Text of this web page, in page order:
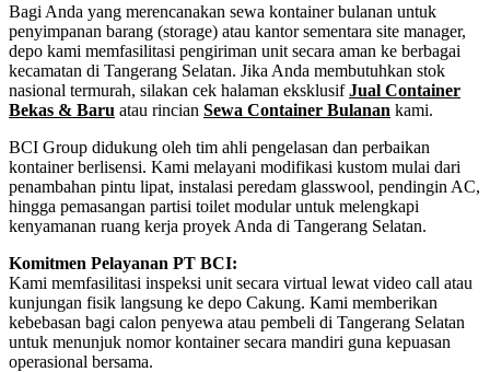
Bagi Anda yang merencanakan sewa kontainer bulanan untuk
penyimpanan barang (storage) atau kantor sementara site manager,
depo kami memfasilitasi pengiriman unit secara aman ke berbagai
kecamatan di Tangerang Selatan. Jika Anda membutuhkan stok
nasional termurah, silakan cek halaman eksklusifJual Container
Bekas & Baru atau rincian Sewa Container Bulanan kami.
BCI Group didukung oleh tim ahli pengelasan dan perbaikan
kontainer berlisensi. Kami melayani modifikasi kustom mulai dari
penambahan pintu lipat, instalasi peredam glasswool, pendingin AC,
hingga pemasangan partisi toilet modular untuk melengkapi
kenyamanan ruang kerja proyek Anda di Tangerang Selatan.
Komitmen Pelayanan PT BCI:
Kami memfasilitasi inspeksi unit secara virtual lewat video call atau
kunjungan fisik langsung ke depo Cakung. Kami memberikan
kebebasan bagi calon penyewa atau pembeli di Tangerang Selatan
untuk menunjuk nomor kontainer secara mandiri guna kepuasan
operasional bersama.